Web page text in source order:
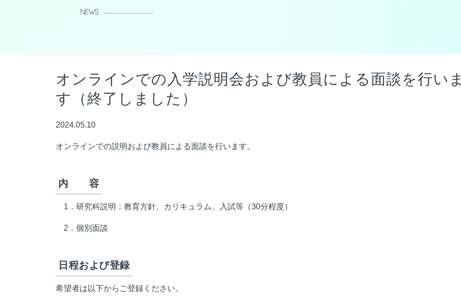
NEWS
オンラインでの入学説明会および教員による面談を行いま
す（終了しました）
2024.05.10
オンラインでの説明および教員による面談を行います。
内 容
1．研究科説明：教育方針、カリキュラム、入試等（30分程度）
2．個別面談
日程および登録
希望者は以下からご登録ください。